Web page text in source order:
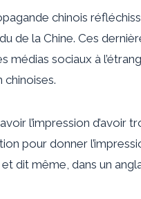
chinois
de la Chine. Ces
médias sociaux à
l’impression d’avoir
pour donner
dit même, dans un